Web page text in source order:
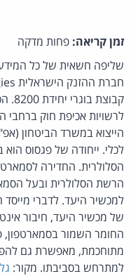
זמן קריאה: פחות מדקה
שליפה חשאית של כל
לרשויות אכיפת חוק ברחבי
הייצוא במשרד הביטחון
לכלי. ייחודה של פגסוס
הסלולרית. החדירה
הרשת הסלולרית ובעל
למכשיר היעד. לדברי
של מכשיר היעד, חיבור
החומר השמור בסמארטפון,
מתוחכמת, מאפשרת גם
למתרחש בסביבתו. מקור: